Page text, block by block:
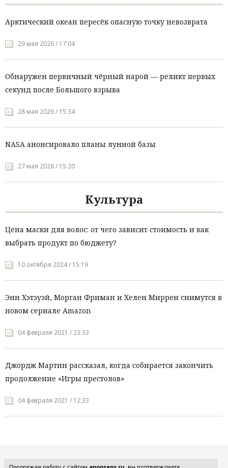
Арктический океан пересёк опасную точку невозврата
29 мая 2026 / 17:04
Обнаружен первичный чёрный нарой — реликт первых
секунд после Большого взрыва
28 мая 2026 / 15:34
NASA анонсировало планы лунной базы
27 мая 2026 / 15:20
Культура
Цена маски для волос: от чего зависит стоимость и как
выбрать продукт по бюджету?
10 октября 2024 / 15:19
Энн Хэтэуэй, Морган Фриман и Хелен Миррен снимутся в
новом сериале Amazon
04 февраля 2021 / 23:33
Джордж Мартин рассказал, когда собирается закончить
продолжение «Игры престолов»
04 февраля 2021 / 12:33